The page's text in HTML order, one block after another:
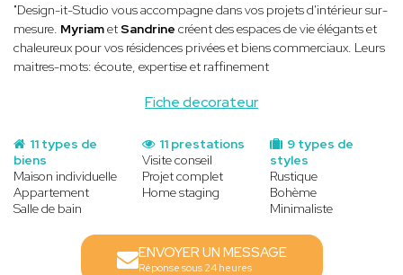
Fiche decorateur
"Design-it-Studio vous accompagne dans vos projets d'intérieur sur-
mesure. MyriametSandrine créent des espaces de vie élégants et
chaleureux pour vos résidences privées et biens commerciaux. Leurs
maitres-mots: écoute, expertise et raffinement
11 types de
biens
Maison individuelle
Appartement
Salle de bain
9 types de
styles
Rustique
Bohème
Minimaliste
11 prestations
Visite conseil
Projet complet
Home staging
ENVOYER UN MESSAGE
Réponse sous 24 heures